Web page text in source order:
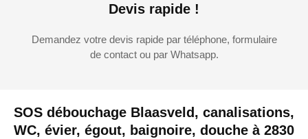
SOS débouchage Blaasveld, canalisations,
WC, évier, égout, baignoire, douche à 2830
Devis rapide !
Demandez votre devis rapide par téléphone, formulaire
de contact ou par Whatsapp.